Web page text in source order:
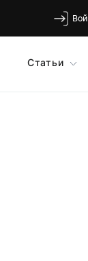
Статьи